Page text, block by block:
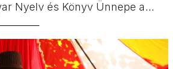
Nyelv és Könyv Ünnepe a
a Skanzenben,
téren, Pozsonyi Piknik,